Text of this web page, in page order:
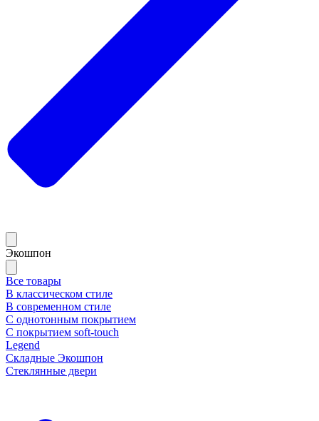
Экошпон
Все товары
В классическом стиле
В современном стиле
С однотонным покрытием
С покрытием soft-touch
Legend
Складные Экошпон
Стеклянные двери